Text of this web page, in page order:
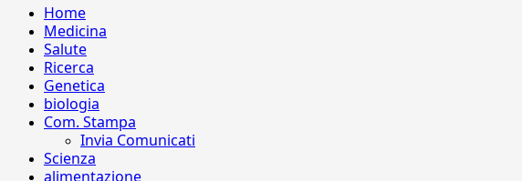
Home
Medicina
Salute
Ricerca
Genetica
biologia
Com. Stampa
Invia Comunicati
Scienza
alimentazione